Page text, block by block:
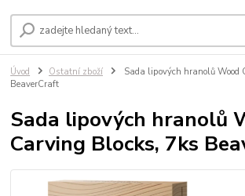
Úvod Ostatní zboží
Sada lipových hranolů Wood
BeaverCraft
Sada lipových hranolů
Carving Blocks, 7ks